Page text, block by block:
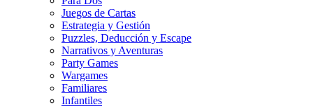
Juegos de Cartas
Estrategia y Gestión
Puzzles, Deducción y Escape
Narrativos y Aventuras
Party Games
Wargames
Familiares
Infantiles